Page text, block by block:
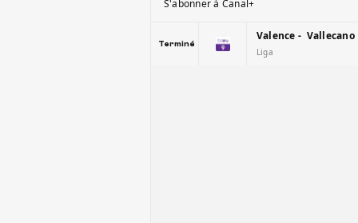
S'abonner à Canal+
Terminé
Valence - Vallecano
Liga